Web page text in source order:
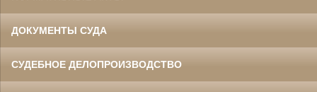
ДОКУМЕНТЫ СУДА
СУДЕБНОЕ ДЕЛОПРОИЗВОДСТВО